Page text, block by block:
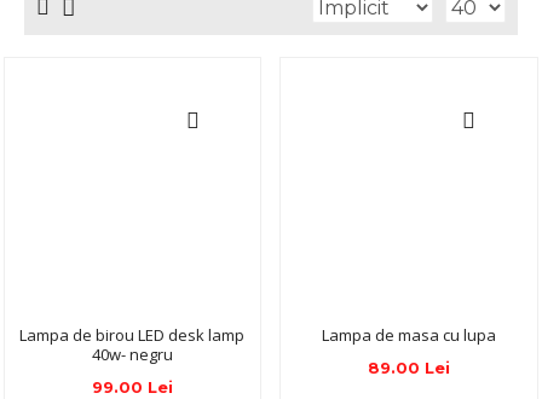
Lampa de birou LED desk lamp
40w- negru
99.00 Lei
Lampa de masa cu lupa
89.00 Lei